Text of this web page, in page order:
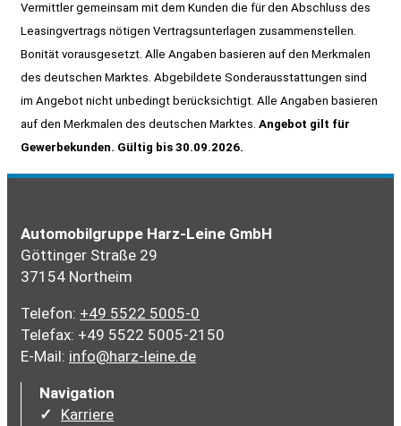
Vermittler gemeinsam mit dem Kunden die für den Abschluss des
Leasingvertrags nötigen Vertragsunterlagen zusammenstellen.
Bonität vorausgesetzt. Alle Angaben basieren auf den Merkmalen
des deutschen Marktes. Abgebildete Sonderausstattungen sind
im Angebot nicht unbedingt berücksichtigt. Alle Angaben basieren
auf den Merkmalen des deutschen Marktes. Angebot gilt für
Gewerbekunden. Gültig bis 30.09.2026.
Automobilgruppe Harz-Leine GmbH
Göttinger Straße 29
37154 Northeim
Telefon: +49 5522 5005-0
Telefax: +49 5522 5005-2150
E-Mail: info@harz-leine.de
Navigation
Karriere